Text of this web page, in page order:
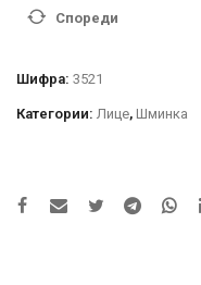
Спореди
Шифра: 3521
Категории: Лице, Шминка